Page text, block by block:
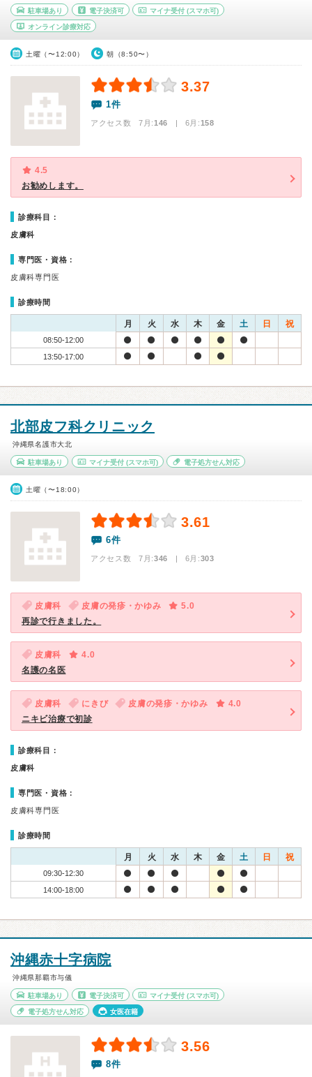
駐車場あり 電子決済可 マイナ受付 (スマホ可)
オンライン診療対応
土曜（〜12:00） 朝（8:50〜）
3.37
1件
アクセス数 7月:146 | 6月:158
4.5
お勧めします。
診療科目：
皮膚科
専門医・資格：
皮膚科専門医
診療時間
月 火 水 木 金 土 日 祝
08:50-12:00
13:50-17:00
北部皮フ科クリニック
沖縄県名護市大北
駐車場あり マイナ受付(スマホ可) 電子処方せん対応
土曜（〜18:00）
3.61
6件
アクセス数 7月:346 | 6月:303
皮膚科 皮膚の発疹・かゆみ
5.0
再診で行きました。
皮膚科
4.0
名護の名医
皮膚科 にきび 皮膚の発疹・かゆみ
4.0
ニキビ治療で初診
診療科目：
皮膚科
専門医・資格：
皮膚科専門医
診療時間
月 火 水 木 金 土 日 祝
09:30-12:30
14:00-18:00
沖縄赤十字病院
沖縄県那覇市与儀
駐車場あり 電子決済可 マイナ受付 (スマホ可)
電子処方せん対応 女医在籍
3.56
8件